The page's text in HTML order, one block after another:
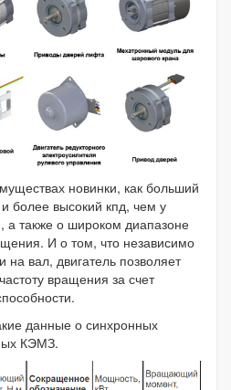
новинки, как больший
более высокий кпд, чем у
а также о широком диапазоне
И о том, что независимо
на вал, двигатель позволяет
вращения за счет
данные о синхронных
КЭМЗ.